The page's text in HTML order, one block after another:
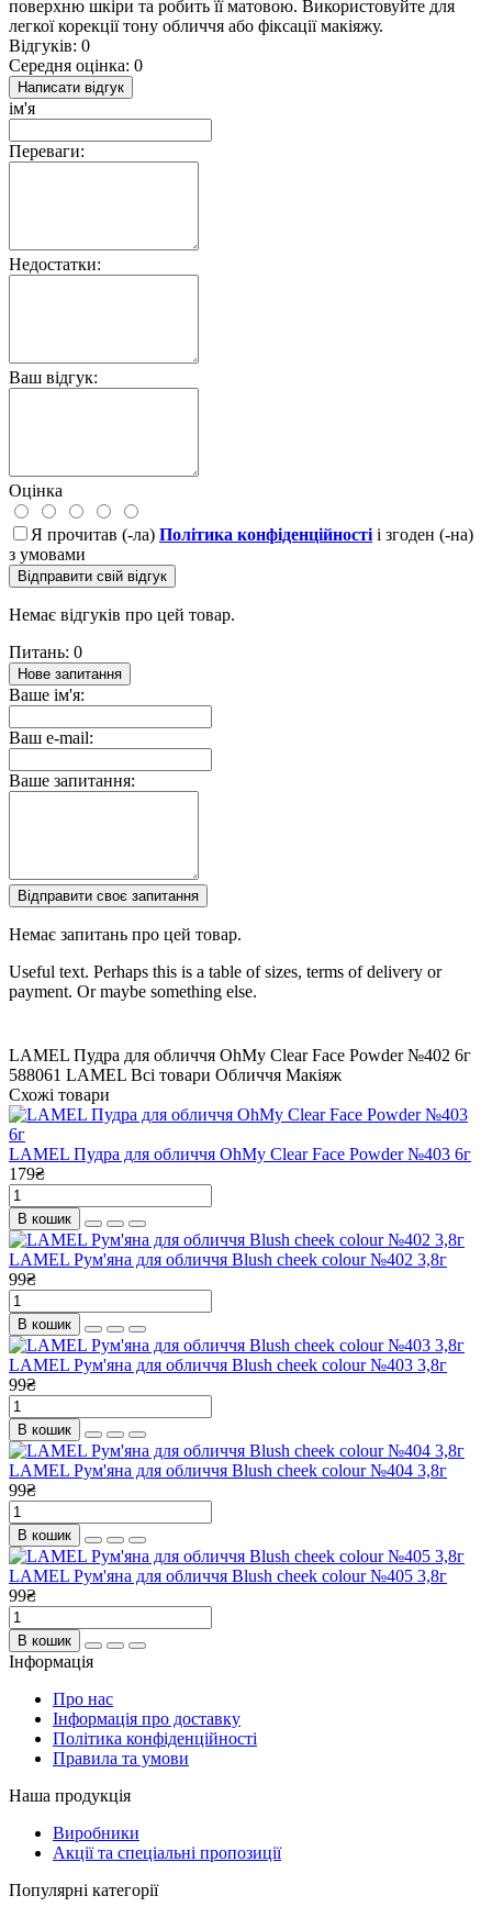
поверхню шкіри та робить її матовою. Використовуйте для
легкої корекції тону обличчя або фіксації макіяжу.
Відгуків: 0
Середня оцінка: 0
Написати відгук
ім'я
Переваги:
Недостатки:
Ваш відгук:
Оцінка
Я прочитав (-ла) Політика конфіденційності і згоден (-на)
з умовами
Відправити свій відгук
Немає відгуків про цей товар.
Питань: 0
Нове запитання
Ваше ім'я:
Ваш e-mail:
Ваше запитання:
Відправити своє запитання
Немає запитань про цей товар.
Useful text. Perhaps this is a table of sizes, terms of delivery or
payment. Or maybe something else.
LAMEL Пудра для обличчя OhMy Clear Face Powder №402 6г
588061 LAMEL Всі товари Обличчя Макіяж
Схожі товари
LAMEL Пудра для обличчя OhMy Clear Face Powder №403 6г
179₴
В кошик
LAMEL Рум'яна для обличчя Blush cheek colour №402 3,8г
99₴
В кошик
LAMEL Рум'яна для обличчя Blush cheek colour №403 3,8г
99₴
В кошик
LAMEL Рум'яна для обличчя Blush cheek colour №404 3,8г
99₴
В кошик
LAMEL Рум'яна для обличчя Blush cheek colour №405 3,8г
99₴
В кошик
Інформація
Про нас
Інформація про доставку
Політика конфіденційності
Правила та умови
Наша продукція
Виробники
Акції та спеціальні пропозиції
Популярні категорії